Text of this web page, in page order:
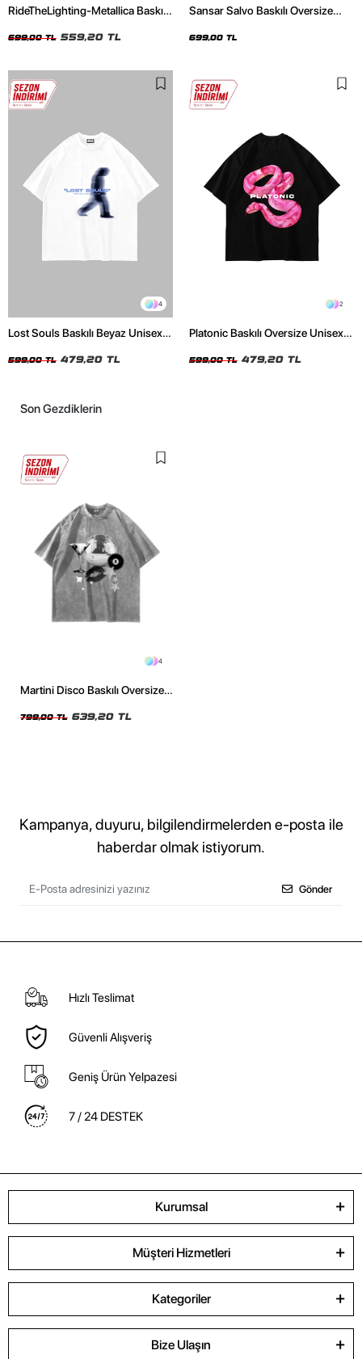
RideTheLighting-Metallica Baskılı
Tshirt
699,00 TL 559,20 TL
Sansar Salvo Baskılı Oversize
699,00 TL
4
Lost Souls Baskılı Beyaz Unisex
599,00 TL 479,20 TL
2
Platonic Baskılı Oversize Unisex
599,00 TL 479,20 TL
Son Gezdiklerin
4
Martini Disco Baskılı Oversize
799,00 TL 639,20 TL
Kampanya, duyuru, bilgilendirmelerden e-posta ile
haberdar olmak istiyorum.
Gönder
Hızlı Teslimat
Güvenli Alışveriş
Geniş Ürün Yelpazesi
7 / 24 DESTEK
Kurumsal
Müşteri Hizmetleri
Kategoriler
Bize Ulaşın